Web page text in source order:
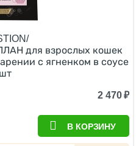
для взрослых кошек
с ягненком в соусе
2 470₽
В КОРЗИНУ